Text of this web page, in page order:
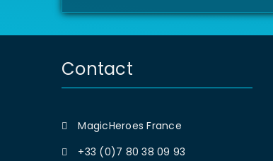
Contact
MagicHeroes France
+33 (0)7 80 38 09 93